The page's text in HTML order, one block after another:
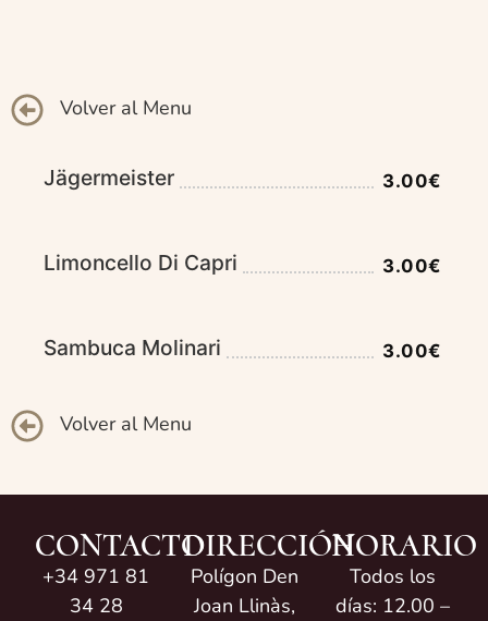
Volver al Menu
Jägermeister 3.00€
Limoncello Di Capri 3.00€
Sambuca Molinari 3.00€
Volver al Menu
CONTACTO
+34 971 81
34 28
DIRECCIÓN
Polígon Den
Joan Llinàs,
HORARIO
Todos los
días: 12.00 –